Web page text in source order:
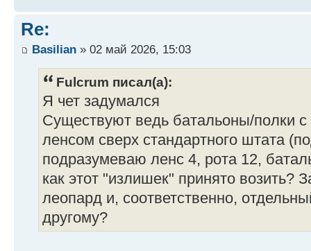
Re:
Basilian » 02 май 2026, 15:03
Fulcrum писал(а):
Я чет задумался
Существуют ведь батальоны/полки
ленсом сверх стандартного штата
подразумеваю ленс 4, рота 12,
как этот "излишек" принято возить?
леопард и, соответственно,
другому?